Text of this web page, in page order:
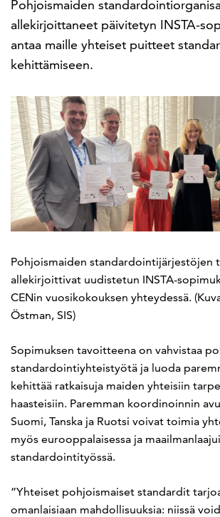
Pohjoismaiden
allekirjoittaneet päivitetyn INSTA-
antaa maille yhteiset puitteet
kehittämiseen.
Pohjoismaiden standardointijärjestöjen
allekirjoittivat uudistetun INSTA-
CENin vuosikokouksen yhteydessä.
Östman, SIS)
Sopimuksen tavoitteena on vahvistaa
standardointiyhteistyötä ja luoda
kehittää ratkaisuja maiden yhteisiin
haasteisiin. Paremman koordinoinnin
Suomi, Tanska ja Ruotsi voivat toimia
myös eurooppalaisessa ja
standardointityössä.
”Yhteiset pohjoismaiset standardit
omanlaisiaan mahdollisuuksia: niissä